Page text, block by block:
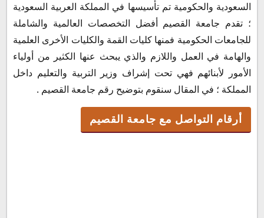
الأوراق المطلوبة في جامعة القصيم
السعودية والحكومية تم تأسيسها في المملكة العربية السعودية
؛ تقدم جامعة القصيم أفضل التخصصات العالمية والشاملة
للجامعات الحكومية فمنها كليات القمة والكليات الأخرى العلمية
والهامة في العمل واللازم والذي يبحث عنها الكثير من أولياء
الأمور لأبنائهم فهي تحت إشراف وزير التربية والتعليم داخل
المملكة ؛ في المقال سنقوم بتوضيح رقم جامعة القصيم .
أرقام التواصل مع جامعة القصيم